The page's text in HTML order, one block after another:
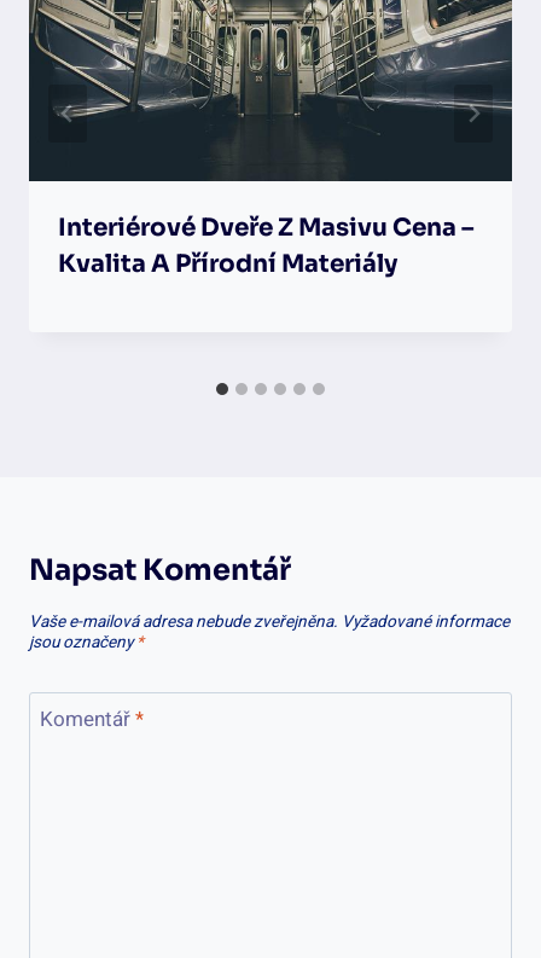
Interiérové Dveře Z Masivu Cena –
Kvalita A Přírodní Materiály
Napsat Komentář
Vaše e-mailová adresa nebude zveřejněna. Vyžadované informace
jsou označeny*
Komentář*